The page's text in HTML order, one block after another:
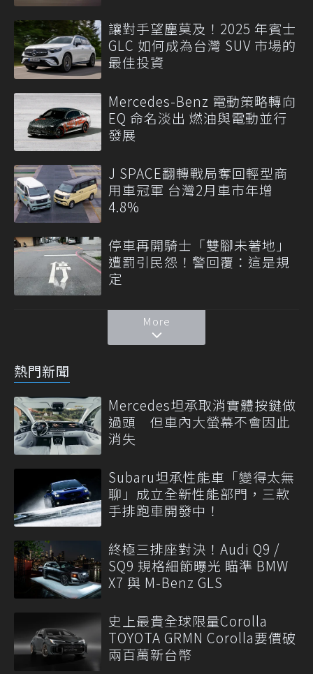
讓對手望塵莫及！2025 年賓士
GLC 如何成為台灣 SUV 市場的
最佳投資
Mercedes-Benz 電動策略轉向
EQ 命名淡出 燃油與電動並行
發展
J SPACE翻轉戰局奪回輕型商
用車冠軍 台灣2月車市年增
4.8%
停車再開騎士「雙腳未著地」
遭罰引民怨！警回覆：這是規
定
More
熱門新聞
Mercedes坦承取消實體按鍵做
過頭 但車內大螢幕不會因此
消失
Subaru坦承性能車「變得太無
聊」成立全新性能部門，三款
手排跑車開發中！
終極三排座對決！Audi Q9 /
SQ9 規格細節曝光 瞄準 BMW
X7 與 M-Benz GLS
史上最貴全球限量Corolla
TOYOTA GRMN Corolla要價破
兩百萬新台幣